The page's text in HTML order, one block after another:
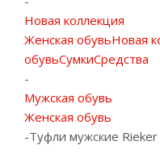
Новая коллекция
Женская обувьНовая
обувьСумкиСредства
-
Мужская обувь
Женская обувь
-Туфли мужские Rieker